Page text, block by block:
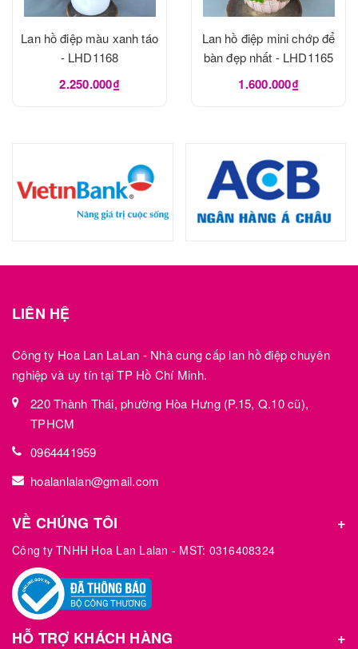
Lan hồ điệp màu xanh táo
- LHD1168
2.250.000₫
Lan hồ điệp mini chớp để
bàn đẹp nhất - LHD1165
1.600.000₫
LIÊN HỆ
Công ty Hoa Lan LaLan - Nhà cung cấp lan hồ điệp chuyên
nghiệp và uy tín tại TP Hồ Chí Minh.
220 Thành Thái, phường Hòa Hưng (P.15, Q.10 cũ),
TPHCM
0964441959
hoalanlalan@gmail.com
VỀ CHÚNG TÔI
Công ty TNHH Hoa Lan Lalan - MST: 0316408324
HỖ TRỢ KHÁCH HÀNG